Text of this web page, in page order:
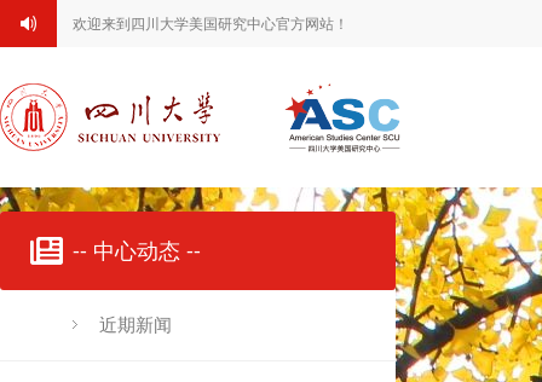
欢迎来到四川大学美国研究中心官方网站！
-- 中心动态 --
近期新闻